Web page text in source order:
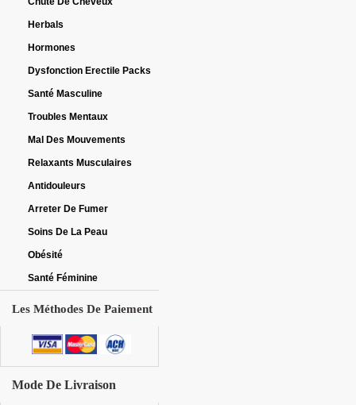
Herbals
Hormones
Dysfonction Erectile Packs
Santé Masculine
Troubles Mentaux
Mal Des Mouvements
Relaxants Musculaires
Antidouleurs
Arreter De Fumer
Soins De La Peau
Obésité
Santé Féminine
Les Méthodes De Paiement
Mode De Livraison